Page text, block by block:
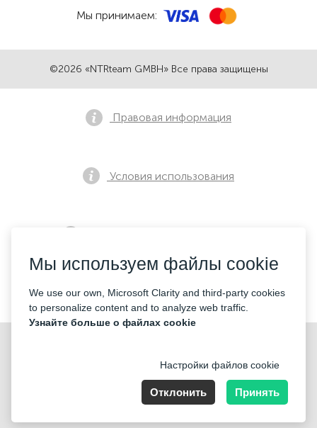
©2026 «NTRteam GMBH» Все права защищены
Мы принимаем:
Правовая информация
Условия использования
Контакты
Nummer der Firma: 40221 Düsseldorf, Registered address:
Мы используем файлы cookie
We use our own, Microsoft Clarity and third-party cookies
to personalize content and to analyze web traffic.
Узнайте больше о файлах cookie
Настройки файлов cookie
Отклонить Принять